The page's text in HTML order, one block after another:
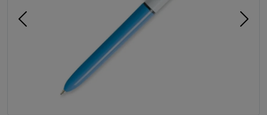
Föregående Nästa